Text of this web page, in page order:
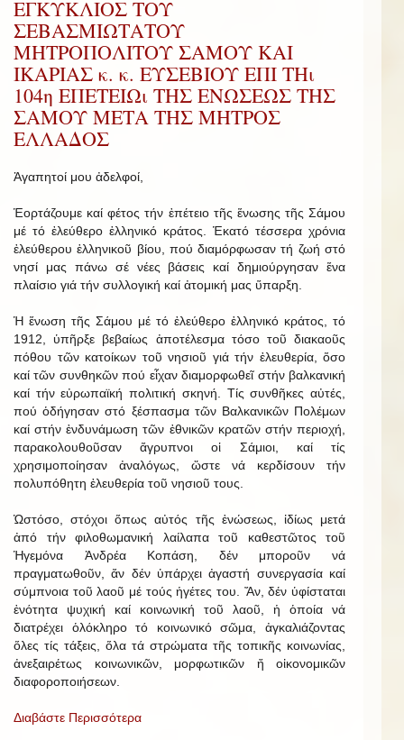
ΕΓΚΥΚΛΙΟΣ ΤΟΥ
ΣΕΒΑΣΜΙΩΤΑΤΟΥ
ΜΗΤΡΟΠΟΛΙΤΟΥ ΣΑΜΟΥ ΚΑΙ
ΙΚΑΡΙΑΣ κ. κ. ΕΥΣΕΒΙΟΥ ΕΠΙ ΤΗι
104η ΕΠΕΤΕΙΩι ΤΗΣ ΕΝΩΣΕΩΣ ΤΗΣ
ΣΑΜΟΥ ΜΕΤΑ ΤΗΣ ΜΗΤΡΟΣ
ΕΛΛΑΔΟΣ
Ἀγαπητοί μου ἀδελφοί,
Ἑορτάζουμε καί φέτος τήν ἐπέτειο τῆς ἕνωσης τῆς Σάμου
μέ τό ἐλεύθερο ἑλληνικό κράτος. Ἑκατό τέσσερα χρόνια
ἐλεύθερου ἑλληνικοῦ βίου, πού διαμόρφωσαν τή ζωή στό
νησί μας πάνω σέ νέες βάσεις καί δημιούργησαν ἕνα
πλαίσιο γιά τήν συλλογική καί ἀτομική μας ὕπαρξη.
Ἡ ἕνωση τῆς Σάμου μέ τό ἐλεύθερο ἑλληνικό κράτος, τό
1912, ὑπῆρξε βεβαίως ἀποτέλεσμα τόσο τοῦ διακαοῦς
πόθου τῶν κατοίκων τοῦ νησιοῦ γιά τήν ἐλευθερία, ὅσο
καί τῶν συνθηκῶν πού εἶχαν διαμορφωθεῖ στήν βαλκανική
καί τήν εὐρωπαϊκή πολιτική σκηνή. Τίς συνθῆκες αὐτές,
πού ὁδήγησαν στό ξέσπασμα τῶν Βαλκανικῶν Πολέμων
καί στήν ἐνδυνάμωση τῶν ἐθνικῶν κρατῶν στήν περιοχή,
παρακολουθοῦσαν ἄγρυπνοι οἱ Σάμιοι, καί τίς
χρησιμοποίησαν ἀναλόγως, ὥστε νά κερδίσουν τήν
πολυπόθητη ἐλευθερία τοῦ νησιοῦ τους.
Ὡστόσο, στόχοι ὅπως αὐτός τῆς ἑνώσεως, ἰδίως μετά
ἀπό τήν φιλοθωμανική λαίλαπα τοῦ καθεστῶτος τοῦ
Ἡγεμόνα Ἀνδρέα Κοπάση, δέν μποροῦν νά
πραγματωθοῦν, ἄν δέν ὑπάρχει ἀγαστή συνεργασία καί
σύμπνοια τοῦ λαοῦ μέ τούς ἡγέτες του. Ἄν, δέν ὑφίσταται
ἑνότητα ψυχική καί κοινωνική τοῦ λαοῦ, ἡ ὁποία νά
διατρέχει ὁλόκληρο τό κοινωνικό σῶμα, ἀγκαλιάζοντας
ὅλες τίς τάξεις, ὅλα τά στρώματα τῆς τοπικῆς κοινωνίας,
ἀνεξαιρέτως κοινωνικῶν, μορφωτικῶν ἤ οἰκονομικῶν
διαφοροποιήσεων.
Διαβάστε Περισσότερα